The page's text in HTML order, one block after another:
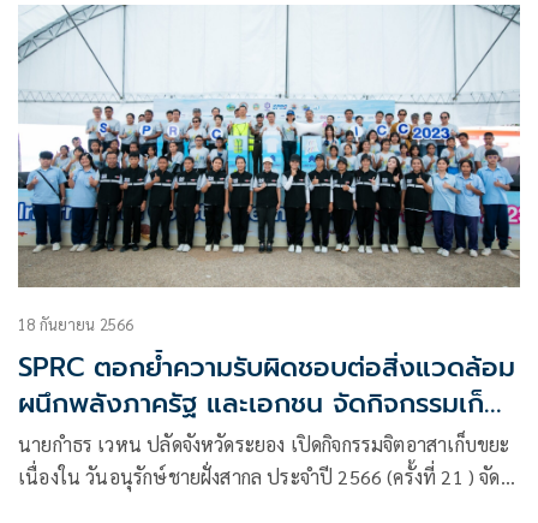
คาร์บอนไดออกไซด์ได้ถึงปีละกว่า 9.4 ตันต่อไร่
18 กันยายน 2566
SPRC ตอกย้ำความรับผิดชอบต่อสิ่งแวดล้อม
ผนึกพลังภาครัฐ และเอกชน จัดกิจกรรมเก็บ
ขยะ เนื่องในวันอนุรักษ์ชายฝั่งสากล ปี 2566
นายกำธร เวหน ปลัดจังหวัดระยอง เปิดกิจกรรมจิตอาสาเก็บขยะ
เนื่องใน วันอนุรักษ์ชายฝั่งสากล ประจำปี 2566 (ครั้งที่ 21 ) จัด